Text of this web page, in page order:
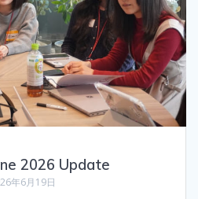
2026 Update
年6月19日